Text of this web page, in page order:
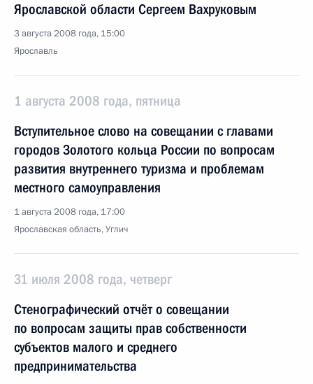
Ярославской области Сергеем Вахруковым
3 августа 2008 года, 15:00
Ярославль
1 августа 2008 года, пятница
Вступительное слово на совещании с главами
городов Золотого кольца России по вопросам
развития внутреннего туризма и проблемам
местного самоуправления
1 августа 2008 года, 17:00
Ярославская область, Углич
31 июля 2008 года, четверг
Стенографический отчёт о совещании
по вопросам защиты прав собственности
субъектов малого и среднего
предпринимательства